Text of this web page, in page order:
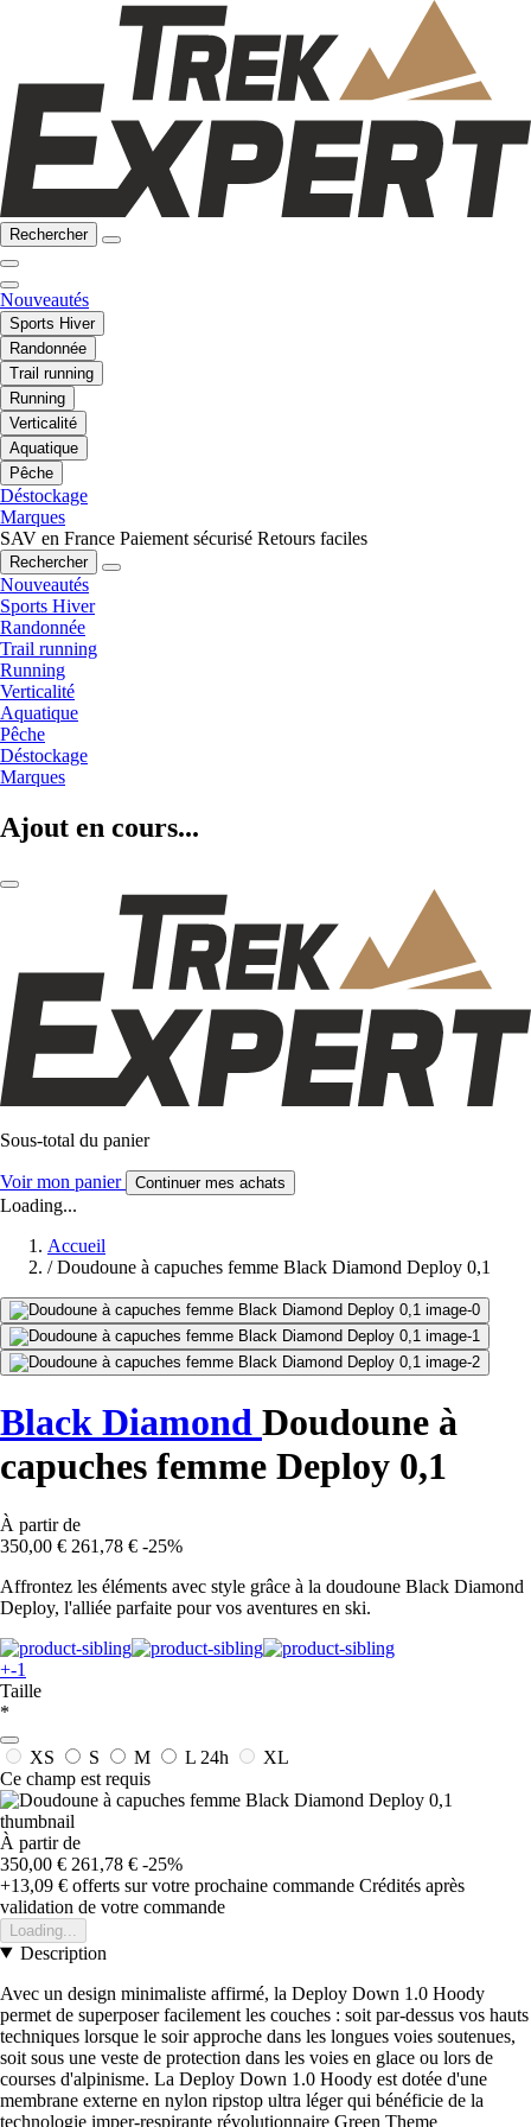
Rechercher
Nouveautés
Sports Hiver
Randonnée
Trail running
Running
Verticalité
Aquatique
Pêche
Déstockage
Marques
SAV en France Paiement sécurisé Retours faciles
Rechercher
Nouveautés
Sports Hiver
Randonnée
Trail running
Running
Verticalité
Aquatique
Pêche
Déstockage
Marques
Ajout en cours...
Sous-total du panier
Voir mon panier Continuer mes achats
Loading...
Accueil
/ Doudoune à capuches femme Black Diamond Deploy 0,1
Black Diamond Doudoune à
capuches femme Deploy 0,1
À partir de
350,00 € 261,78 € -25%
Affrontez les éléments avec style grâce à la doudoune Black Diamond
Deploy, l'alliée parfaite pour vos aventures en ski.
+-1
Taille
*
XS S M L 24h
XL
Ce champ est requis
À partir de
350,00 € 261,78 € -25%
+13,09 € offerts sur votre prochaine commande Crédités après
validation de votre commande
Loading...
Description
Avec un design minimaliste affirmé, la Deploy Down 1.0 Hoody
permet de superposer facilement les couches : soit par-dessus vos hauts
techniques lorsque le soir approche dans les longues voies soutenues,
soit sous une veste de protection dans les voies en glace ou lors de
courses d'alpinisme. La Deploy Down 1.0 Hoody est dotée d'une
membrane externe en nylon ripstop ultra léger qui bénéficie de la
technologie imper-respirante révolutionnaire Green Theme